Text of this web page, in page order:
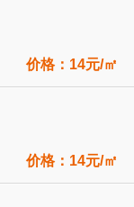
价格：14元/㎡
价格：14元/㎡